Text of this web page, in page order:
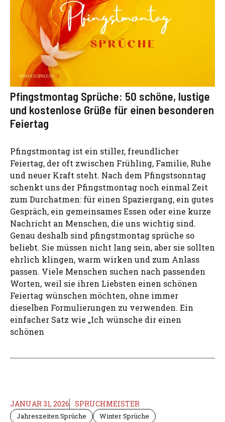
Pfingstmontag Sprüche: 50 schöne, lustige
und kostenlose Grüße für einen besonderen
Feiertag
Pfingstmontag ist ein stiller, freundlicher
Feiertag, der oft zwischen Frühling, Familie, Ruhe
und neuer Kraft steht. Nach dem Pfingstsonntag
schenkt uns der Pfingstmontag noch einmal Zeit
zum Durchatmen: für einen Spaziergang, ein gutes
Gespräch, ein gemeinsames Essen oder eine kurze
Nachricht an Menschen, die uns wichtig sind.
Genau deshalb sind pfingstmontag sprüche so
beliebt. Sie müssen nicht lang sein, aber sie sollten
ehrlich klingen, warm wirken und zum Anlass
passen. Viele Menschen suchen nach passenden
Worten, weil sie ihren Liebsten einen schönen
Feiertag wünschen möchten, ohne immer
dieselben Formulierungen zu verwenden. Ein
einfacher Satz wie „Ich wünsche dir einen
schönen
JANUAR 31, 2026 SPRUCHMEISTER
Jahreszeiten Sprüche Winter Sprüche